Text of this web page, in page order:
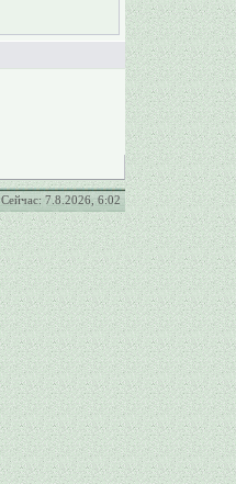
Сейчас: 7.8.2026, 6:02